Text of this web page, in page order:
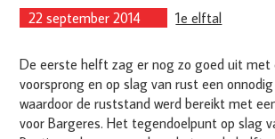
22 september 2014 1e elftal
De eerste helft zag er nog zo goed uit met
voorsprong en op slag van rust een
waardoor de ruststand werd bereikt met
voor Bargeres. Het tegendoelpunt op slag